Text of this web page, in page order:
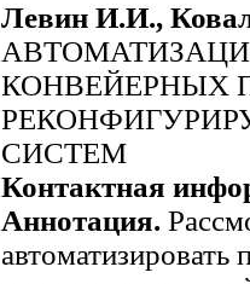
Левин И.И.,
КОНВЕЙЕРНЫХ
СИСТЕМ
Контактная
Аннотация.
автоматизировать